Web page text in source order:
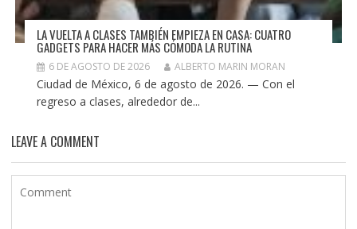
LA VUELTA A CLASES TAMBIÉN EMPIEZA EN CASA: CUATRO
GADGETS PARA HACER MÁS CÓMODA LA RUTINA
6 DE AGOSTO DE 2026 ALBERTO MARIN MORAN
Ciudad de México, 6 de agosto de 2026. — Con el
regreso a clases, alrededor de...
LEAVE A COMMENT